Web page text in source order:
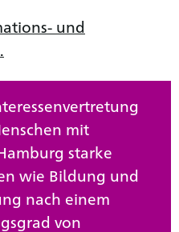
und
mit
starke
wie Bildung und
nach einem
von